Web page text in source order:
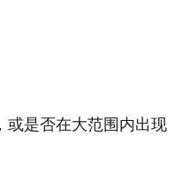
是否在大范围内出现